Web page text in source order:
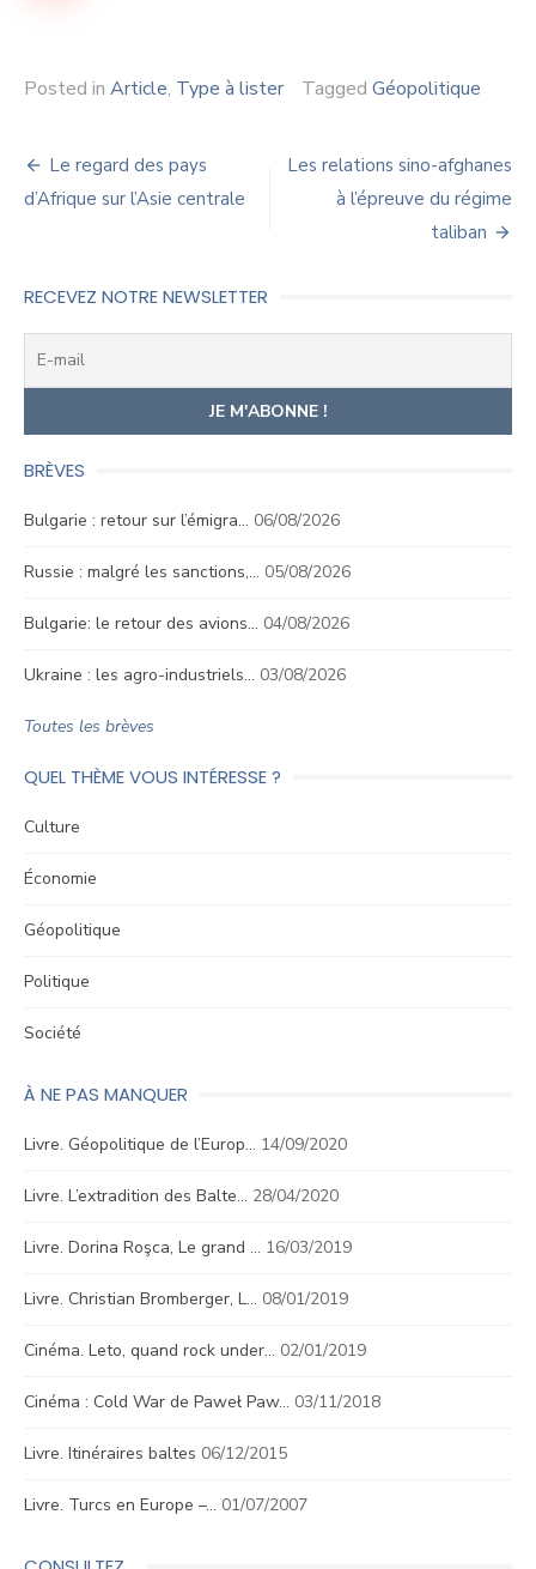
Posted in Article, Type à lister Tagged Géopolitique
Navigation
de
Le regard des pays
d’Afrique sur l’Asie centrale
Les relations sino-afghanes
à l’épreuve du régime
taliban
RECEVEZ NOTRE NEWSLETTER
BRÈVES
Bulgarie : retour sur l’émigra… 06/08/2026
Russie : malgré les sanctions,… 05/08/2026
Bulgarie: le retour des avions… 04/08/2026
Ukraine : les agro-industriels… 03/08/2026
Toutes les brèves
QUEL THÈME VOUS INTÉRESSE ?
Culture
Économie
Géopolitique
Politique
Société
À NE PAS MANQUER
Livre. Géopolitique de l’Europ… 14/09/2020
Livre. L’extradition des Balte… 28/04/2020
Livre. Dorina Roşca, Le grand … 16/03/2019
Livre. Christian Bromberger, L… 08/01/2019
Cinéma. Leto, quand rock under… 02/01/2019
Cinéma : Cold War de Paweł Paw… 03/11/2018
Livre. Itinéraires baltes 06/12/2015
Livre. Turcs en Europe –… 01/07/2007